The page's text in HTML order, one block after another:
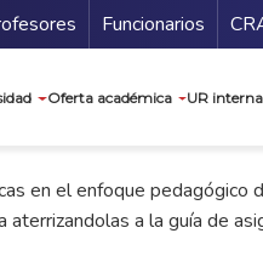
Funcionarios
Oferta académica UR
en el enfoque pedagógico
a la guía de